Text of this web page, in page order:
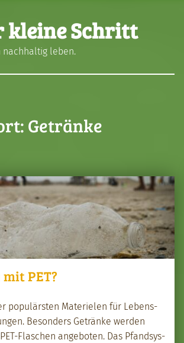
kleine Schritt
nachhaltig leben.
Getränke
PET?
pop­ulärsten Materie­len für Lebens­
Beson­ders Getränke wer­den
Flaschen ange­boten. Das Pfandsys­